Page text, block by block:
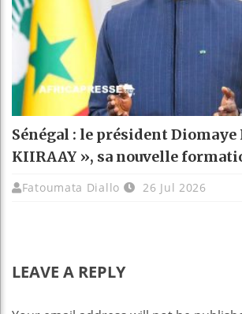
Sénégal : le président Diomaye
KIIRAAY », sa nouvelle
Fatoumata Diallo 26 Jul 2026
LEAVE A REPLY